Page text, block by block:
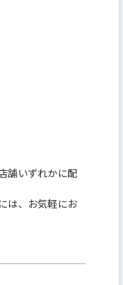
舗いずれかに配
は、お気軽にお